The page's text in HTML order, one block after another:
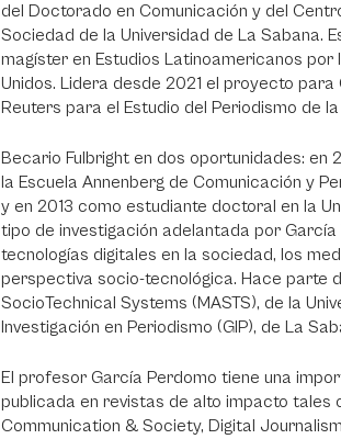
del Doctorado en Comunicación y del
Sociedad de la Universidad de La Sabana.
magíster en Estudios Latinoamericanos por
Unidos. Lidera desde 2021 el proyecto
Reuters para el Estudio del Periodismo de
Becario Fulbright en dos oportunidades: en
la Escuela Annenberg de Comunicación y
y en 2013 como estudiante doctoral en la
tipo de investigación adelantada por
tecnologías digitales en la sociedad, los
perspectiva socio-tecnológica. Hace parte
SocioTechnical Systems (MASTS), de la
Investigación en Periodismo (GIP), de La
El profesor García Perdomo tiene una
publicada en revistas de alto impacto tales
Communication & Society, Digital